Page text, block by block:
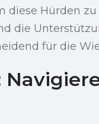
diese Hürden
die
für die